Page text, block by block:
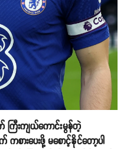
ြီးကျယ်ကောင်းမွန်တဲ့
စားပေးဖို့ မစောင့်နိုင်တော့ပါ